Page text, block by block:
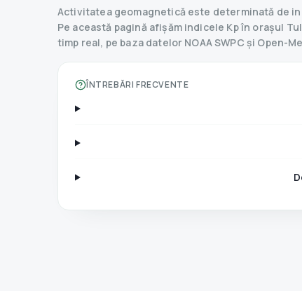
Activitatea geomagnetică este determinată de
Pe această pagină afișăm indicele Kp în orașul
timp real, pe baza datelor NOAA SWPC și Open-
ÎNTREBĂRI FRECVENTE